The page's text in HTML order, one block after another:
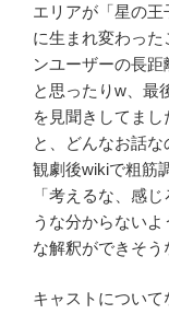
エリアが「星の
に生まれ変わっ
ンユーザーの長
と思ったりw 、
を見聞きしてま
と、どんなお話な
観劇後wikiで粗筋
「考えるな、感
うな分からない
な解釈ができそう
キャストについ